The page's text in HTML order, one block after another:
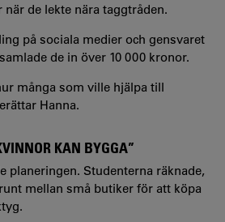
de lekte nära taggtråden.
på sociala medier och gensvaret
de in över 10 000 kronor.
många som ville hjälpa till
Hanna.
KAN BYGGA”
planeringen. Studenterna räknade,
mellan små butiker för att köpa